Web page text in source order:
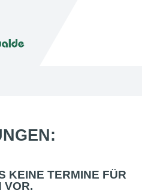
KEINE TERMINE FÜR
VOR.